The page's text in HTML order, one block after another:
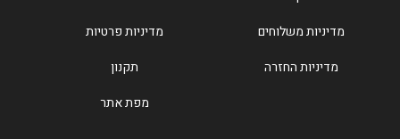
מדיניות משלוחים
מדיניות החזרה
מדיניות פרטיות
תקנון
מפת אתר